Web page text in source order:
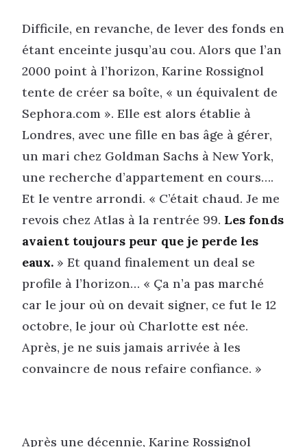
Difficile, en revanche, de lever des fonds en
étant enceinte jusqu’au cou. Alors que l’an
2000 point à l’horizon, Karine Rossignol
tente de créer sa boîte, « un équivalent de
Sephora.com ». Elle est alors établie à
Londres, avec une fille en bas âge à gérer,
un mari chez Goldman Sachs à New York,
une recherche d’appartement en cours….
Et le ventre arrondi. « C’était chaud. Je me
revois chez Atlas à la rentrée 99. Les fonds
avaient toujours peur que je perde les
eaux. » Et quand finalement un deal se
profile à l’horizon… « Ça n’a pas marché
car le jour où on devait signer, ce fut le 12
octobre, le jour où Charlotte est née.
Après, je ne suis jamais arrivée à les
convaincre de nous refaire confiance. »
Après une décennie, Karine Rossignol